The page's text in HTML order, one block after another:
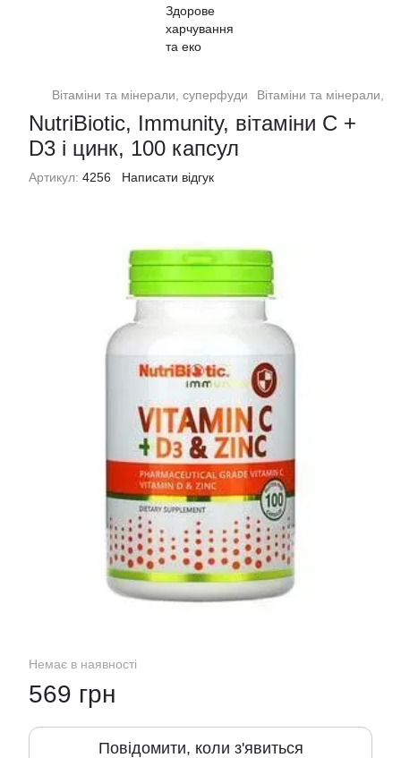
Вітаміни та мінерали, суперфуди Вітаміни та мінерали,
NutriBiotic, Immunity, вітаміни C +
D3 і цинк, 100 капсул
Артикул: 4256 Написати відгук
Немає в наявності
569 грн
Повідомити, коли з'явиться